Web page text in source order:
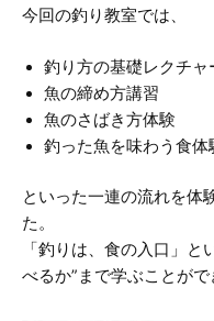
今回の釣り教室では、
釣り方の基礎レクチャ
魚の締め方講習
魚のさばき方体験
釣った魚を味わう食体
といった一連の流れを体
た。
「釣りは、食の入口」
べるか”まで学ぶことがで